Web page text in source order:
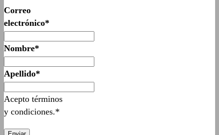
Correo
electrónico*
Nombre*
Apellido*
Acepto términos
y condiciones.*